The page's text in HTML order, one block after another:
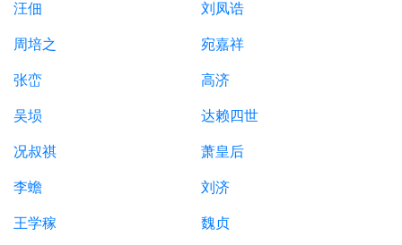
汪佃 刘凤诰
周培之 宛嘉祥
张峦 高济
吴埙 达赖四世
况叔祺 萧皇后
李蟾 刘济
王学稼 魏贞